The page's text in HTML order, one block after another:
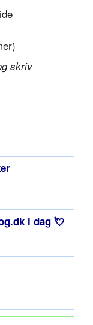
skriv
i dag 💘